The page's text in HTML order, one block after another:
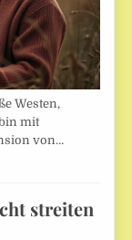
Westen,
mit
von…
streiten